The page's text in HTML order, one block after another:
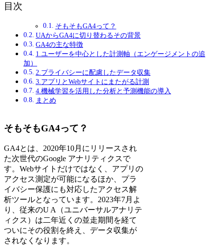
目次
そもそもGA4って？
UAからGA4に切り替わるその背景
GA4の主な特徴
1.ユーザーを中心とした計測軸（エンゲージメントの追
加）
2.プライバシーに配慮したデータ収集
3.アプリとWebサイトにまたがる計測
4.機械学習を活用した分析と予測機能の導入
まとめ
そもそもGA4って？
GA4とは、2020年10月にリリースされ
た次世代のGoogle アナリティクスで
す。Webサイトだけではなく、アプリの
アクセス測定が可能になるほか、プラ
イバシー保護にも対応したアクセス解
析ツールとなっています。2023年7月よ
り、従来のU A（ユニバーサルアナリテ
ィクス）は二年近くの並走期間を経て
ついにその役割を終え、データ収集が
されなくなります。